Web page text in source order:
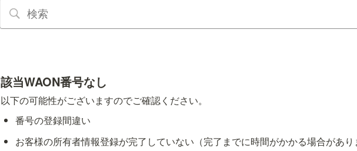
該当WAON番号なし
以下の可能性がございますのでご確認ください。
番号の登録間違い
お客様の所有者情報登録が完了していない（完了までに時間がかかる場合があ